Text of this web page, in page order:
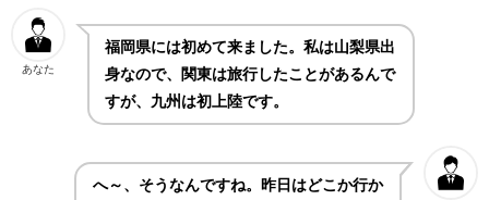
あなた
福岡県には初めて来ました。私は山梨県出
身なので、関東は旅行したことがあるんで
すが、九州は初上陸です。
へ～、そうなんですね。昨日はどこか行か